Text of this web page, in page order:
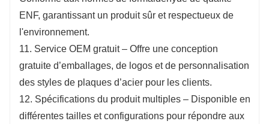
ENF, garantissant un produit sûr et respectueux de
l'environnement.
11. Service OEM gratuit – Offre une conception
gratuite d’emballages, de logos et de personnalisation
des styles de plaques d’acier pour les clients.
12. Spécifications du produit multiples – Disponible en
différentes tailles et configurations pour répondre aux